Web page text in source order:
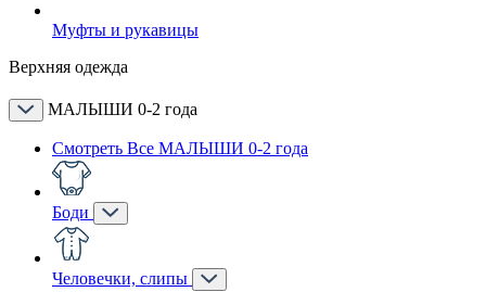
Муфты и рукавицы
Верхняя одежда
МАЛЫШИ 0-2 года
Смотреть Все МАЛЫШИ 0-2 года
Боди
Человечки, слипы